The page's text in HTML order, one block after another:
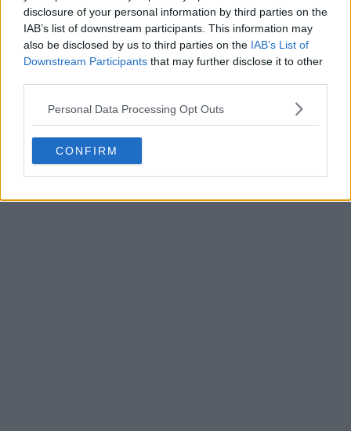
disclosure of your personal information by third parties on the
IAB’s list of downstream participants. This information may
also be disclosed by us to third parties on the IAB’s List of
Downstream Participants that may further disclose it to other
Personal Data Processing Opt Outs
CONFIRM